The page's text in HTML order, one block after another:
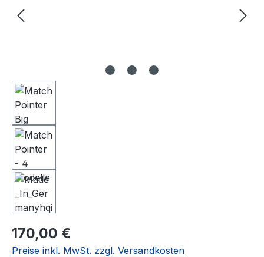
Regulärer Preis:
170,00 €
Preise inkl. MwSt. zzgl. Versandkosten